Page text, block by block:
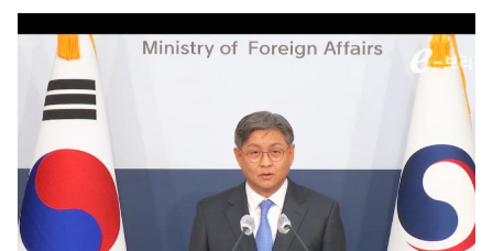
『Money1』
米国下院「韓国の公務員個人をターゲット
にぶん殴る法案」提出！⇒ クーパン問題は合衆国企業に対
する差別。許してはおかぬ
『Money1』
韓国ボンクラ政策室長･金容範、株価暴落に
他人事のような発言。
『Money1』
韓国半導体『SKハイニックス』2026年2Qの
業績「史上最高益」当期純利益は前年同期比13.4倍に。